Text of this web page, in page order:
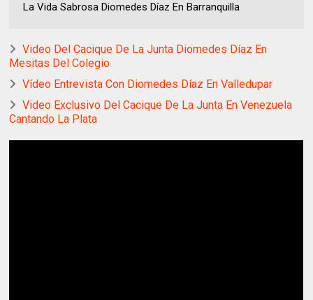
La Vida Sabrosa Diomedes Díaz En Barranquilla
Video Del Cacique De La Junta Diomedes Díaz En
Mesitas Del Colegio
Vídeo Entrevista Con Diomedes Díaz En Valledupar
Video Exclusivo Del Cacique De La Junta En Venezuela
Cantando La Plata